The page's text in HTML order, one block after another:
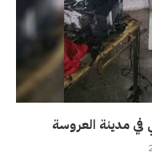
مدينة العروسة